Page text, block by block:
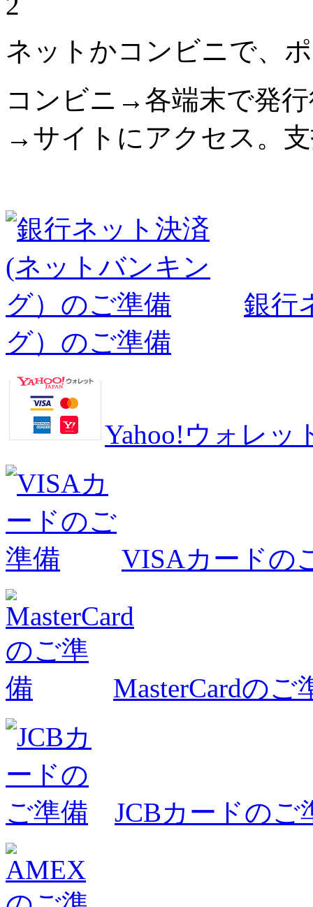
ネットかコンビニで、
コンビニ→各端末で発
→サイトにアクセス。
銀行
グ）のご準備
Yahoo!ウォレッ
VISAカードの
MasterCardのご
JCBカードのご